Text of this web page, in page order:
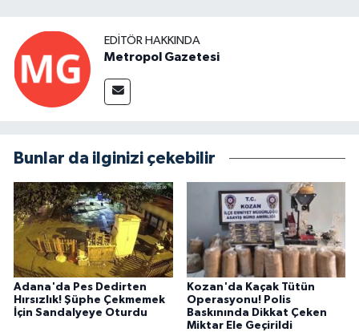
EDITÖR HAKKINDA
Metropol Gazetesi
Bunlar da ilginizi çekebilir
Adana'da Pes Dedirten
Hırsızlık! Şüphe Çekmemek
İçin Sandalyeye Oturdu
Kozan'da Kaçak Tütün
Operasyonu! Polis
Baskınında Dikkat Çeken
Miktar Ele Geçirildi